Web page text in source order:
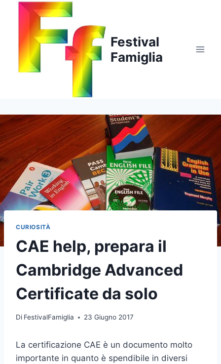
Salta
contenuto
Festival
Famiglia
CURIOSITÀ
CAE help, prepara il
Cambridge Advanced
Certificate da solo
Di FestivalFamiglia 23 Giugno 2017
La certificazione CAE è un documento molto
importante in quanto è spendibile in diversi